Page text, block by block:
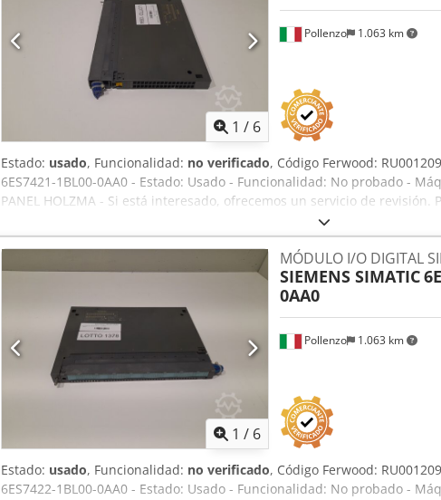
1 / 6
Pollenzo 1.063 km
Estado: usado, Funcionalidad: no verificado, Código Ferwood:
6ES7421-1BL00-0AA0 - Estado: Usado - Funcionalidad: No probado -
PANEL HOLZMA - Si está interesado, ofrecemos un servicio de revisión.
1 / 6
Pollenzo 1.063 km
MÓDULO I/O DIGITAL
SIEMENS SIMATIC
0AA0
Estado: usado, Funcionalidad: no verificado, Código Ferwood:
6ES7422-1BL00-0AA0 - Estado: Usado - Funcionalidad: No probado -